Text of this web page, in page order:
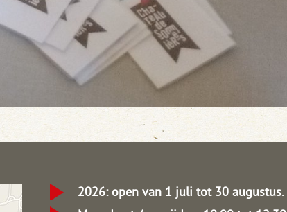
2026: open van 1 juli tot 30 augustus.